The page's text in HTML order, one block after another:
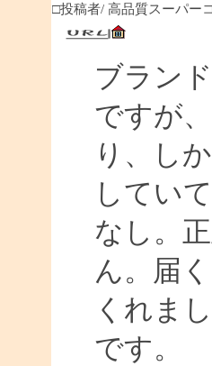
□投稿者/ 高品質スーパー
ブラン
ですが
り、し
してい
なし。
ん。届
くれま
です。